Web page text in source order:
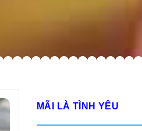
MÃI LÀ TÌNH YÊU